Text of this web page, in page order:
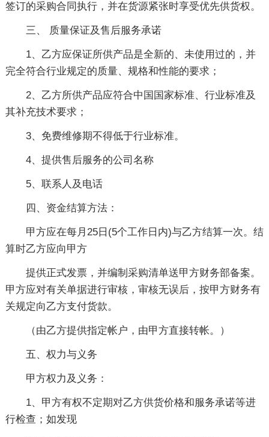
签订的采购合同执行，并在货源紧张时享受优先供货权。
三、 质量保证及售后服务承诺
1、乙方应保证所供产品是全新的、未使用过的，并
完全符合行业规定的质量、规格和性能的要求；
2、乙方所供产品应符合中国国家标准、行业标准及
其补充技术要求；
3、免费维修期不得低于行业标准。
4、提供售后服务的公司名称
5、联系人及电话
四、资金结算方法：
甲方应在每月25日(5个工作日内)与乙方结算一次。结
算时乙方应向甲方
提供正式发票，并编制采购清单送甲方财务部备案。
甲方应对有关单据进行审核，审核无误后，按甲方财务有
关规定向乙方支付货款。
（由乙方提供指定帐户，由甲方直接转帐。）
五、权力与义务
甲方权力及义务：
1、甲方有权不定期对乙方供货价格和服务承诺等进
行检查；如发现